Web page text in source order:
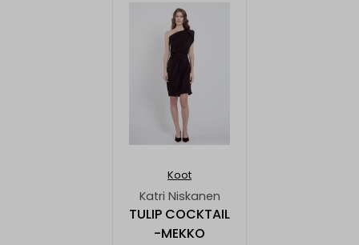
Koot
Katri Niskanen
TULIP COCKTAIL
-MEKKO